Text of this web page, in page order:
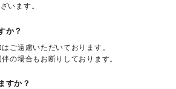
います。
か？
ご遠慮いただいております。
の場合もお断りしております。
すか？